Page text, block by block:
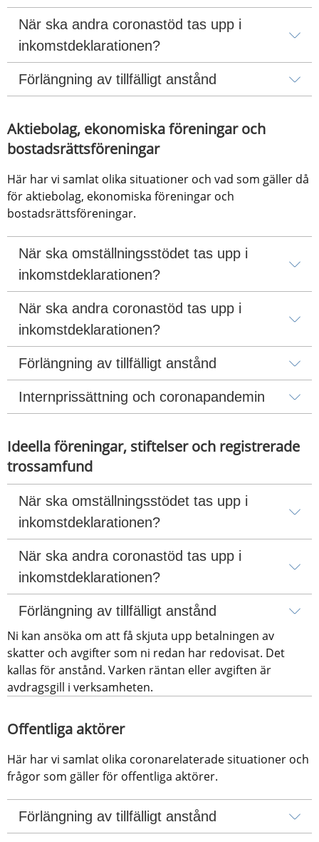
När ska andra coronastöd tas upp i
inkomstdeklarationen?
Förlängning av tillfälligt anstånd
Aktiebolag, ekonomiska föreningar och
bostadsrättsföreningar
Här har vi samlat olika situationer och vad som gäller då
för aktiebolag, ekonomiska föreningar och
bostadsrättsföreningar.
När ska omställningsstödet tas upp i
inkomstdeklarationen?
När ska andra coronastöd tas upp i
inkomstdeklarationen?
Förlängning av tillfälligt anstånd
Internprissättning och coronapandemin
Ideella föreningar, stiftelser och registrerade
trossamfund
När ska omställningsstödet tas upp i
inkomstdeklarationen?
När ska andra coronastöd tas upp i
inkomstdeklarationen?
Förlängning av tillfälligt anstånd
Ni kan ansöka om att få skjuta upp betalningen av
skatter och avgifter som ni redan har redovisat. Det
kallas för anstånd. Varken räntan eller avgiften är
avdragsgill i verksamheten.
Offentliga aktörer
Här har vi samlat olika coronarelaterade situationer och
frågor som gäller för offentliga aktörer.
Förlängning av tillfälligt anstånd